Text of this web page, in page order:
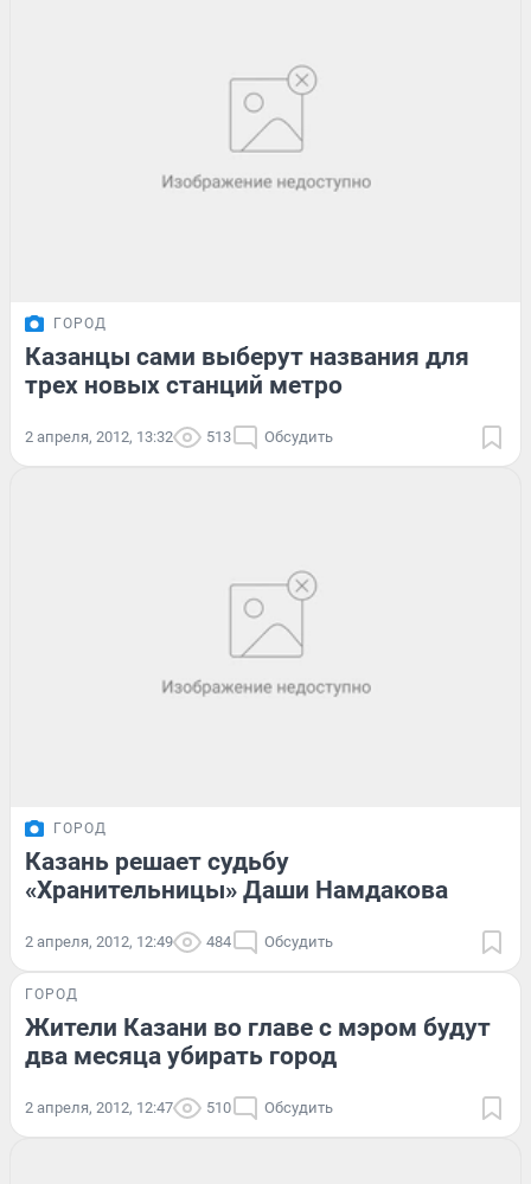
ГОРОД
Казанцы сами выберут названия для
трех новых станций метро
2 апреля, 2012, 13:32 513 Обсудить
ГОРОД
Казань решает судьбу
«Хранительницы» Даши Намдакова
2 апреля, 2012, 12:49 484 Обсудить
ГОРОД
Жители Казани во главе с мэром будут
два месяца убирать город
2 апреля, 2012, 12:47 510 Обсудить